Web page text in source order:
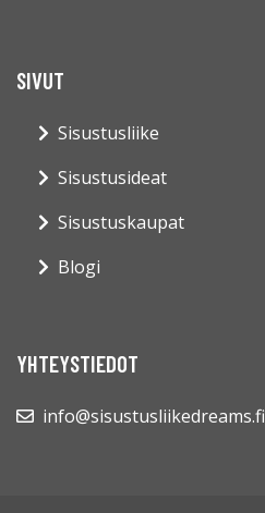
SIVUT
Sisustusliike
Sisustusideat
Sisustuskaupat
Blogi
YHTEYSTIEDOT
info@sisustusliikedreams.fi